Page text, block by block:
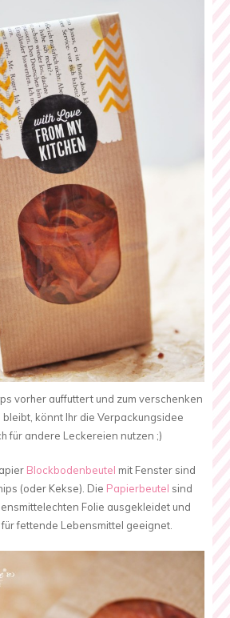
vorher auffuttert und zum verschenken
bleibt, könnt Ihr die Verpackungsidee
für andere Leckereien nutzen ;)
Blockbodenbeutel mit Fenster sind
(oder Kekse). Die Papierbeutel sind
Folie ausgekleidet und
fettende Lebensmittel geeignet.